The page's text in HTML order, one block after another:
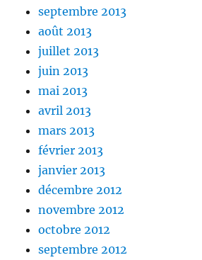
septembre 2013
août 2013
juillet 2013
juin 2013
mai 2013
avril 2013
mars 2013
février 2013
janvier 2013
décembre 2012
novembre 2012
octobre 2012
septembre 2012